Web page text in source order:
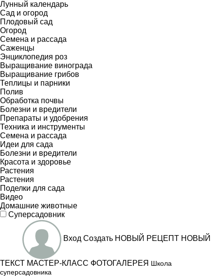
Лунный календарь
Сад и огород
Плодовый сад
Огород
Семена и рассада
Саженцы
Энциклопедия роз
Выращивание винограда
Выращивание грибов
Теплицы и парники
Полив
Обработка почвы
Болезни и вредители
Препараты и удобрения
Техника и инструменты
Семена и рассада
Идеи для сада
Болезни и вредители
Красота и здоровье
Растения
Растения
Поделки для сада
Видео
Домашние животные
Суперсадовник
Вход Создать НОВЫЙ РЕЦЕПТ НОВЫЙ
ТЕКСТ МАСТЕР-КЛАСС ФОТОГАЛЕРЕЯ Школа
суперсадовника